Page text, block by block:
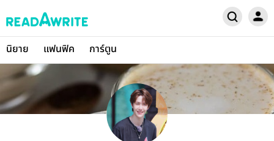
นิยาย แฟนฟิค การ์ตูน